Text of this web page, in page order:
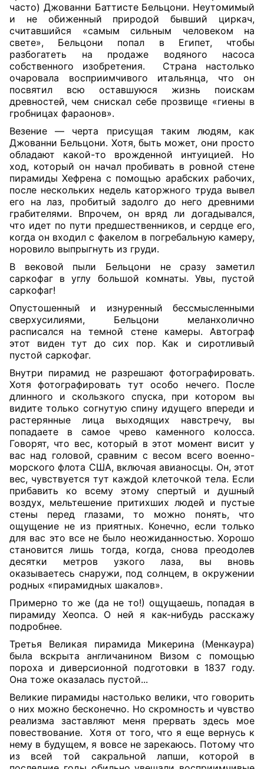
часто) Джованни Баттисте Бельцони. Неутомимый
и не обиженный природой бывший циркач,
считавшийся «самым сильным человеком на
свете», Бельцони попал в Египет, чтобы
разбогатеть на продаже водяного насоса
собственного изобретения.
Страна настолько
очаровала восприимчивого итальянца, что он
посвятил всю оставшуюся жизнь поискам
древностей, чем снискал себе прозвище «гиены в
гробницах фараонов».
Везение — черта присущая таким людям, как
Джованни Бельцони. Хотя, быть может, они просто
обладают какой-то врожденной интуицией. Но
ход, который он начал пробивать в ровной стене
пирамиды Хефрена с помощью арабских рабочих,
после нескольких недель каторжного труда вывел
его на лаз, пробитый задолго до него древними
грабителями. Впрочем, он вряд ли догадывался,
что идет по пути предшественников, и сердце его,
когда он входил с факелом в погребальную камеру,
норовило выпрыгнуть из груди.
В вековой пыли Бельцони не сразу заметил
саркофаг в углу большой комнаты. Увы, пустой
саркофаг!
Опустошенный и изнуренный бессмысленными
сверхусилиями, Бельцони меланхолично
расписался на темной стене камеры. Автограф
этот виден тут до сих пор. Как и сиротливый
пустой саркофаг.
Внутри пирамид не разрешают фотографировать.
Хотя фотографировать тут особо нечего. После
длинного и скользкого спуска, при котором вы
видите только согнутую спину идущего впереди и
растерянные лица выходящих навстречу, вы
попадаете в самое чрево каменного колосса.
Говорят, что вес, который в этот момент висит у
вас над головой, сравним с весом всего военно-
морского флота США, включая авианосцы. Он, этот
вес, чувствуется тут каждой клеточкой тела. Если
прибавить ко всему этому спертый и душный
воздух, мельтешение притихших людей и пустые
стены перед глазами, то можно понять, что
ощущение не из приятных. Конечно, если только
для вас это все не было неожиданностью. Хорошо
становится лишь тогда, когда, снова преодолев
десятки метров узкого лаза, вы вновь
оказываетесь снаружи, под солнцем, в окружении
родных «пирамидных шакалов».
Примерно то же (да не то!) ощущаешь, попадая в
пирамиду Хеопса. О ней я как-нибудь расскажу
подробнее.
Третья Великая пирамида Микерина (Менкаура)
была вскрыта англичанином Визом с помощью
пороха и диверсионной подготовки в 1837 году.
Она тоже оказалась пустой...
Великие пирамиды настолько велики, что говорить
о них можно бесконечно. Но скромность и чувство
реализма заставляют меня прервать здесь мое
повествование.
Хотя от того, что я еще вернусь к
нему в будущем, я вовсе не зарекаюсь. Потому что
из всей той сакральной лапши, которой в